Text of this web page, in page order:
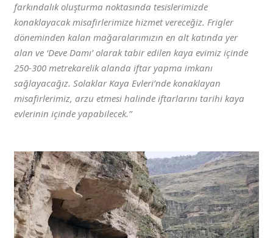
farkındalık oluşturma noktasında tesislerimizde
konaklayacak misafirlerimize hizmet vereceğiz. Frigler
döneminden kalan mağaralarımızın en alt katında yer
alan ve ‘Deve Damı’ olarak tabir edilen kaya evimiz içinde
250-300 metrekarelik alanda iftar yapma imkanı
sağlayacağız. Solaklar Kaya Evleri’nde konaklayan
misafirlerimiz, arzu etmesi halinde iftarlarını tarihi kaya
evlerinin içinde yapabilecek.”